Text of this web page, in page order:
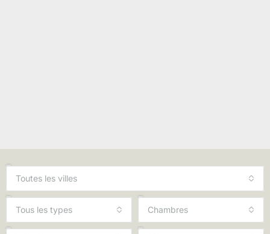
Toutes les villes
Tous les types Chambres